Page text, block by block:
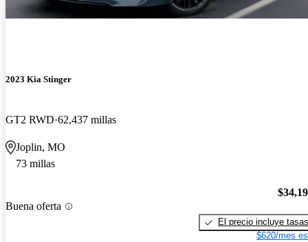
2023 Kia Stinger
GT2 RWD 62,437 millas
Joplin, MO
73 millas
Buena oferta
El precio incluye tasas
$620/mes